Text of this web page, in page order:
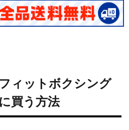
ィットボクシング
買う方法